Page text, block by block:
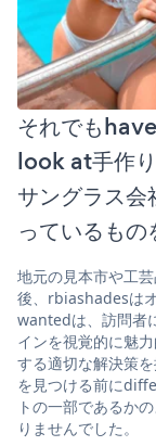
それでも
look at手作
サングラス
っているも
地元の見本市や工
後、rbiashadesは
wantedは、訪問者
インを視覚的に魅
する適切な解決策
を見つける前に
トの一部であるか
りませんでした。